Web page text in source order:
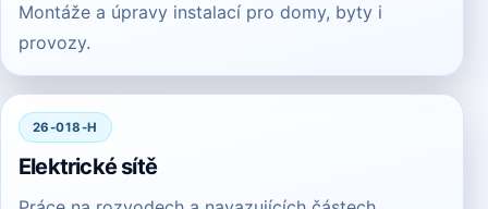
Montáže a úpravy instalací pro domy, byty i
provozy.
26-018-H
Elektrické sítě